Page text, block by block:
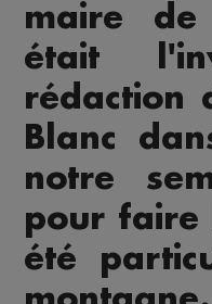
maire de
était
rédaction
Blanc
notre
pour faire
été